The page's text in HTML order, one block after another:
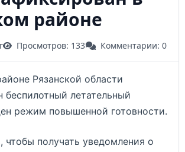
районе
Просмотров: 133 Комментарии: 0
Рязанской области
беспилотный летательный
режим повышенной готовности.
чтобы получать уведомления о